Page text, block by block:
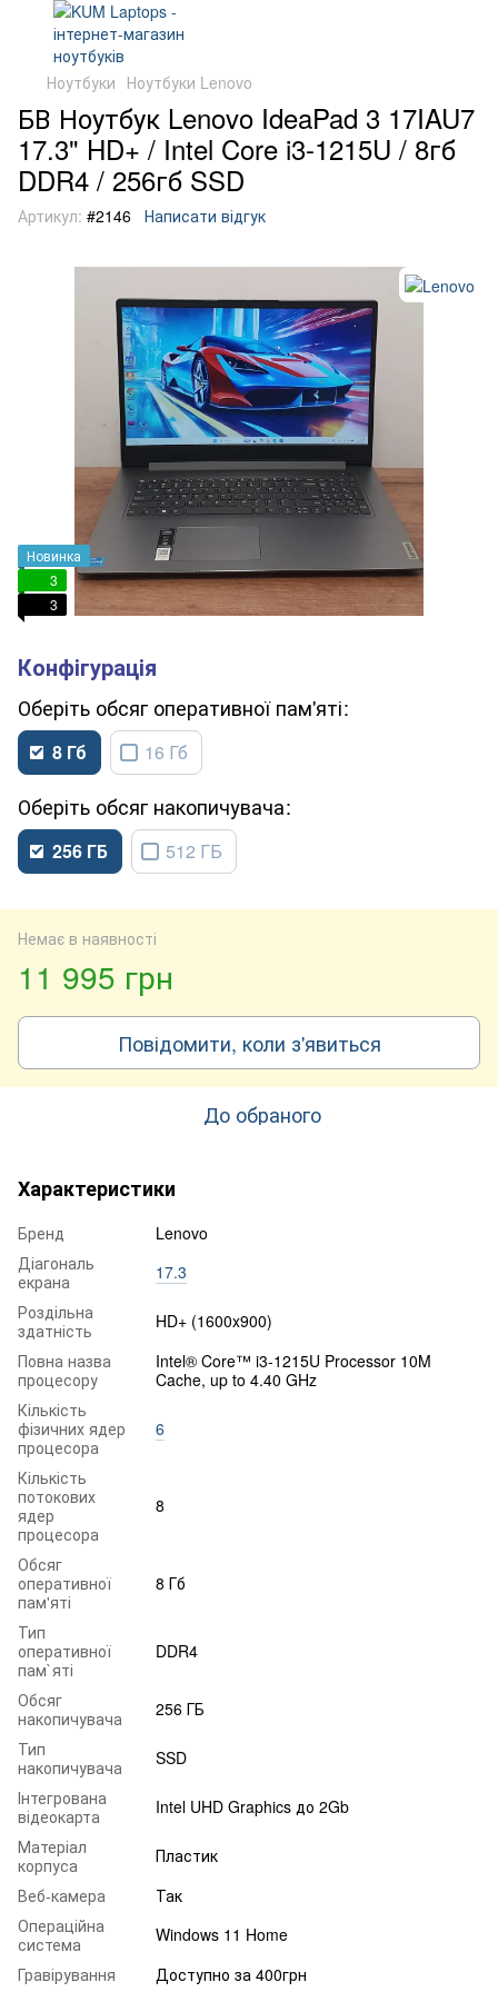
Ноутбуки Ноутбуки Lenovo
БВ Ноутбук Lenovo IdeaPad 3 17IAU7
17.3" HD+ / Intel Core i3-1215U / 8гб
DDR4 / 256гб SSD
Артикул: #2146 Написати відгук
Новинка
3
3
обсяг оперативної пам'яті
8 Гб 16 Гб
обсяг накопичувача
256 ГБ 512 ГБ
Немає в наявності
11 995 грн
Повідомити, коли з'явиться
До обраного
Характеристики
Бренд
Lenovo
Діагональ
екрана
17.3
Роздільна
здатність
HD+ (1600x900)
Повна назва
процесору
Intel® Core™ i3-1215U Processor 10M
Cache, up to 4.40 GHz
Кількість
фізичних ядер
процесора
6
Кількість
потокових
ядер
процесора
8
Обсяг
оперативної
пам'яті
8 Гб
Тип
оперативної
пам`яті
DDR4
Обсяг
накопичувача
256 ГБ
Тип
накопичувача
SSD
Інтегрована
відеокарта
Intel UHD Graphics до 2Gb
Матеріал
корпуса
Пластик
Веб-камера
Так
Операційна
система
Windows 11 Home
Гравірування
Доступно за 400грн